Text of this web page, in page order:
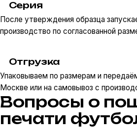
Серия
После утверждения образца
производство по согласованной
Отгрузка
Упаковываем по размерам и
Москве или на самовывоз с
Вопросы о
печати